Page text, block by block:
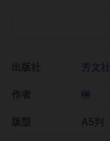
芳文社
榊
A5判